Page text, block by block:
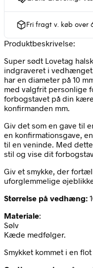
Fri fragt v. køb over
Produktbeskrivelse:
Super sødt Lovetag
indgraveret i
har en diameter på 10
med valgfrit personlige
forbogstavet på din
konfirmanden mm.
Giv det som en gave til
en konfirmationsgave,
til en veninde. Med
stil og vise dit
Giv et smykke, der
uforglemmelige
Størrelse på vedhæng:
Materiale:
Sølv
Kæde medfølger.
Smykket kommet i en